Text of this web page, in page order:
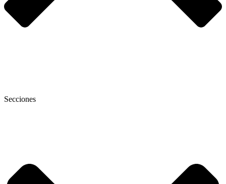
Secciones